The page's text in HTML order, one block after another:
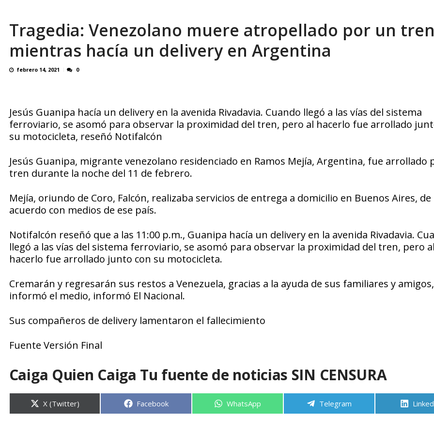
Tragedia: Venezolano muere atropellado por un tren
mientras hacía un delivery en Argentina
febrero 14, 2021 0
Jesús Guanipa hacía un delivery en la avenida Rivadavia. Cuando llegó a las vías del sistema
ferroviario, se asomó para observar la proximidad del tren, pero al hacerlo fue arrollado
su motocicleta, reseñó Notifalcón
Jesús Guanipa, migrante venezolano residenciado en Ramos Mejía, Argentina, fue arrollado
tren durante la noche del 11 de febrero.
Mejía, oriundo de Coro, Falcón, realizaba servicios de entrega a domicilio en Buenos Aires, de
acuerdo con medios de ese país.
Notifalcón reseñó que a las 11:00 p.m., Guanipa hacía un delivery en la avenida Rivadavia.
llegó a las vías del sistema ferroviario, se asomó para observar la proximidad del tren, pero al
hacerlo fue arrollado junto con su motocicleta.
Cremarán y regresarán sus restos a Venezuela, gracias a la ayuda de sus familiares y amigos,
informó el medio, informó El Nacional.
Sus compañeros de delivery lamentaron el fallecimiento
Fuente Versión Final
Caiga Quien Caiga Tu fuente de noticias SIN CENSURA
Compartir
en
X (Twitter) Compartir
Facebook Compartir
WhatsApp Compartir
Telegram